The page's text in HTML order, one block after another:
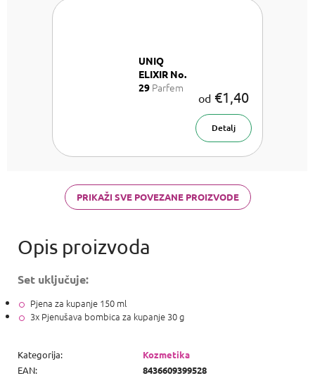
UNIQ
ELIXIR No.
29 Parfem
od €1,40
Detalj
PRIKAŽI SVE POVEZANE PROIZVODE
Set uključuje:
Pjena za kupanje 150 ml
3x Pjenušava bombica za kupanje 30 g
Kategorija:
Kozmetika
EAN: 8436609399528